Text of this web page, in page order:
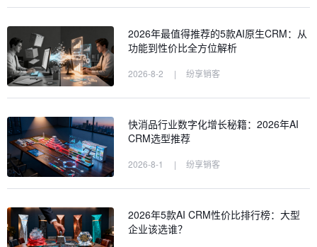
2026年最值得推荐的5款AI原生CRM：从
功能到性价比全方位解析
2026-8-2 | 纷享销客
快消品行业数字化增长秘籍：2026年AI
CRM选型推荐
2026-8-1 | 纷享销客
2026年5款AI CRM性价比排行榜：大型
企业该选谁？